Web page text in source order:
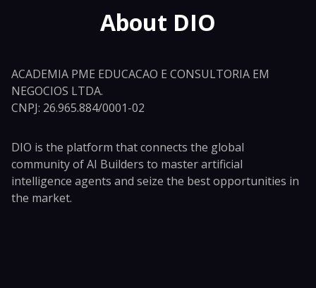
About DIO
ACADEMIA PME EDUCACAO E CONSULTORIA EM
NEGOCIOS LTDA.
CNPJ: 26.965.884/0001-02
DIO is the platform that connects the global
community of AI Builders to master artificial
intelligence agents and seize the best opportunities in
the market.